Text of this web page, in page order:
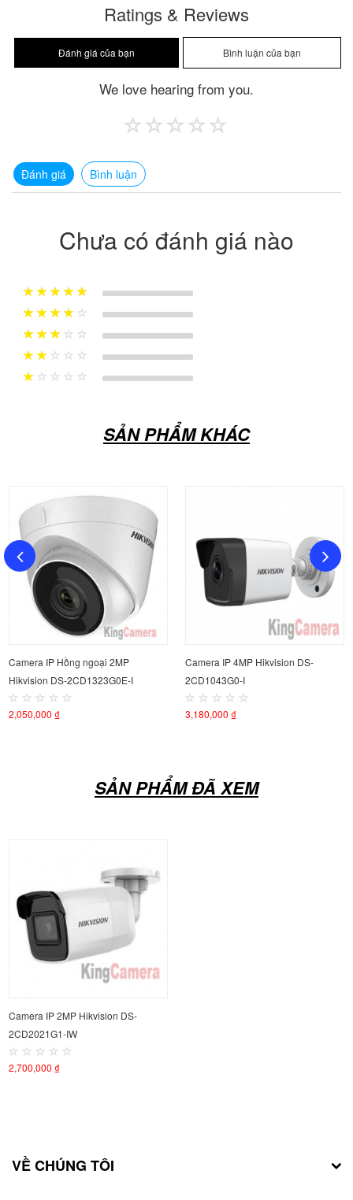
Ratings & Reviews
We love hearing from you.
Đánh giá Bình luận
Chưa có đánh giá nào
SẢN PHẨM KHÁC
Camera IP Hồng ngoại 2MP
Hikvision DS-2CD1323G0E-I
2,050,000 ₫
Camera IP 4MP Hikvision DS-
2CD1043G0-I
3,180,000 ₫
SẢN PHẨM ĐÃ XEM
Camera IP 2MP Hikvision DS-
2CD2021G1-IW
2,700,000 ₫
VỀ CHÚNG TÔI